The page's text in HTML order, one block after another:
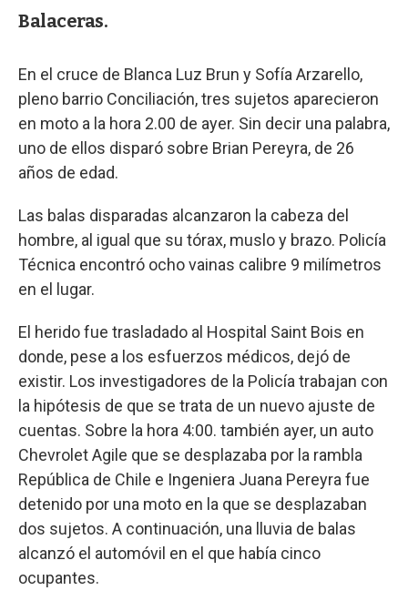
Balaceras.
En el cruce de Blanca Luz Brun y Sofía Arzarello,
pleno barrio Conciliación, tres sujetos aparecieron
en moto a la hora 2.00 de ayer. Sin decir una palabra,
uno de ellos disparó sobre Brian Pereyra, de 26
años de edad.
Las balas disparadas alcanzaron la cabeza del
hombre, al igual que su tórax, muslo y brazo. Policía
Técnica encontró ocho vainas calibre 9 milímetros
en el lugar.
El herido fue trasladado al Hospital Saint Bois en
donde, pese a los esfuerzos médicos, dejó de
existir. Los investigadores de la Policía trabajan con
la hipótesis de que se trata de un nuevo ajuste de
cuentas. Sobre la hora 4:00. también ayer, un auto
Chevrolet Agile que se desplazaba por la rambla
República de Chile e Ingeniera Juana Pereyra fue
detenido por una moto en la que se desplazaban
dos sujetos. A continuación, una lluvia de balas
alcanzó el automóvil en el que había cinco
ocupantes.